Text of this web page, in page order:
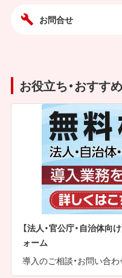
お問合せ
お役立ち・おすす
【法人・官公庁・自治体向
ォーム
導入のご相談・お問い合